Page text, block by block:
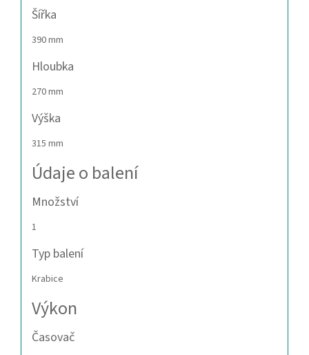
Šířka
390 mm
Hloubka
270 mm
Výška
315 mm
Údaje o balení
Množství
1
Typ balení
Krabice
Výkon
Časovač